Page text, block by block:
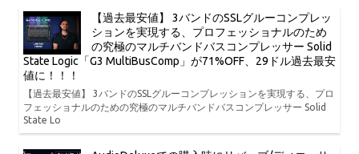
【過去最安値】 3バンドのSSLグルーコンプレッ
ションを実現する、プロフェッショナルのため
の究極のマルチバンドバスコンプレッサー Solid
State Logic「G3 MultiBusComp」が71%OFF、29ドル過去最安
値に！！！
【過去最安値】 3バンドのSSLグルーコンプレッションを実現する、プロ
フェッショナルのための究極のマルチバンドバスコンプレッサー Solid
State Lo